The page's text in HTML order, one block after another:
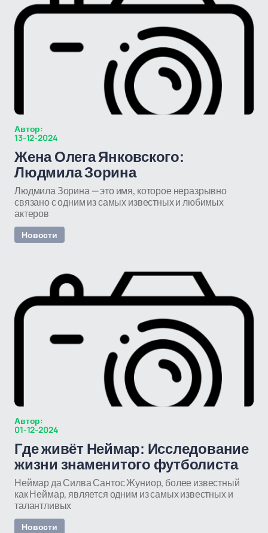
Автор:
13-12-2024
Жена Олега Янковского:
Людмила Зорина
Людмила Зорина — это имя, которое неразрывно
связано с одним из самых известных и любимых
актеров
Новости
Автор:
01-12-2024
Где живёт Неймар: Исследование
жизни знаменитого футболиста
Неймар да Силва Сантос Жуниор, более известный
как Неймар, является одним из самых известных и
талантливых
Новости